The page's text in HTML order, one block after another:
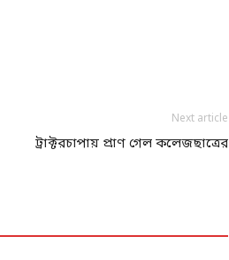
Next article
ট্রাক্টরচাপায় প্রাণ গেল কলেজছাত্রের